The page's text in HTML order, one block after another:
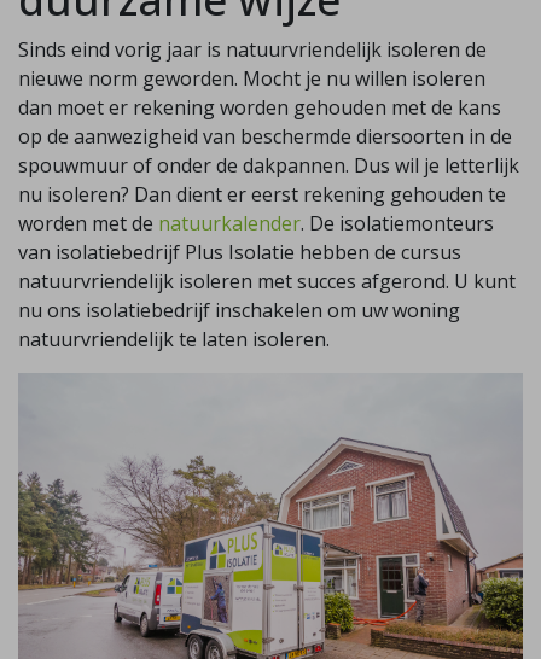
Sinds eind vorig jaar is natuurvriendelijk isoleren de
nieuwe norm geworden. Mocht je nu willen isoleren
dan moet er rekening worden gehouden met de kans
op de aanwezigheid van beschermde diersoorten in de
spouwmuur of onder de dakpannen. Dus wil je letterlijk
nu isoleren? Dan dient er eerst rekening gehouden te
worden met de natuurkalender. De isolatiemonteurs
van isolatiebedrijf Plus Isolatie hebben de cursus
natuurvriendelijk isoleren met succes afgerond. U kunt
nu ons isolatiebedrijf inschakelen om uw woning
natuurvriendelijk te laten isoleren.